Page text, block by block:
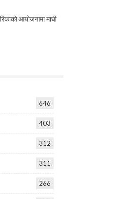
आयोजनामा माघी
646
403
312
311
266